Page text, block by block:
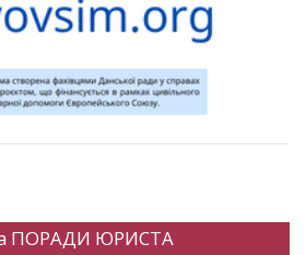
ПОРАДИ ЮРИСТА